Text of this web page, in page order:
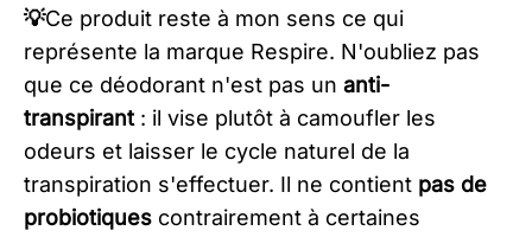
​💡Ce produit reste à mon sens ce qui
représente la marque Respire. N'oubliez pas
que ce déodorant n'est pas un anti-
transpirant: il vise plutôt à camoufler les
odeurs et laisser le cycle naturel de la
transpiration s'effectuer. Il ne contient pas de
probiotiques contrairement à certaines